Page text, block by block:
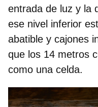
entrada de luz y la
ese nivel inferior
abatible y cajones
que los 14 metros
como una celda.